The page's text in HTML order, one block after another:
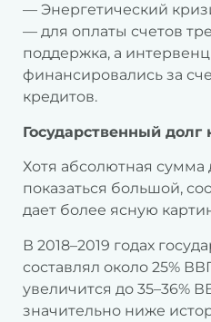
— Энергетический
— для оплаты счетов
поддержка, а
финансировались за
кредитов.
Государственный долг
Хотя абсолютная сумма
показаться большой,
дает более ясную
В 2018–2019 годах
составлял около 25%
увеличится до 35–36%
значительно ниже